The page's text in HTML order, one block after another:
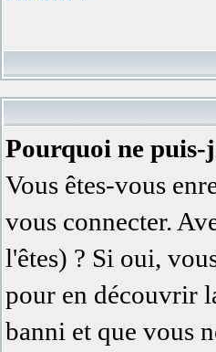
Pourquoi ne puis-
Vous êtes-vous
vous connecter.
l'êtes) ? Si oui,
pour en découvrir
banni et que vous